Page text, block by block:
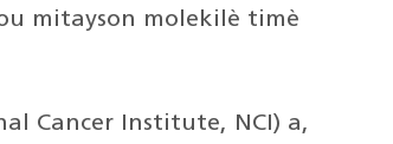
mitayson molekilè timè
Cancer Institute, NCI) a,